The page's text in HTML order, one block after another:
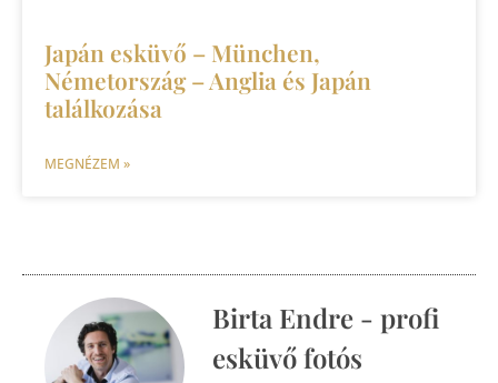
Japán esküvő – München,
Németország – Anglia és Japán
találkozása
MEGNÉZEM »
Birta Endre - profi
esküvő fotós